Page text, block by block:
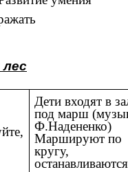
Дети входят в
под марш
Ф.Надененко)
Маршируют по
кругу,
останавливаются